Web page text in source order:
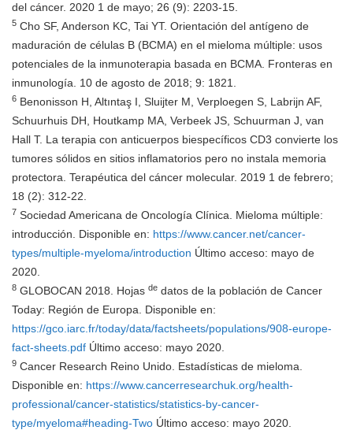
del cáncer. 2020 1 de mayo; 26 (9): 2203-15.
5 Cho SF, Anderson KC, Tai YT. Orientación del antígeno de
maduración de células B (BCMA) en el mieloma múltiple: usos
potenciales de la inmunoterapia basada en BCMA. Fronteras en
inmunología. 10 de agosto de 2018; 9: 1821.
6 Benonisson H, Altıntaş I, Sluijter M, Verploegen S, Labrijn AF,
Schuurhuis DH, Houtkamp MA, Verbeek JS, Schuurman J, van
Hall T. La terapia con anticuerpos biespecíficos CD3 convierte los
tumores sólidos en sitios inflamatorios pero no instala memoria
protectora. Terapéutica del cáncer molecular. 2019 1 de febrero;
18 (2): 312-22.
7 Sociedad Americana de Oncología Clínica. Mieloma múltiple:
introducción. Disponible en: https://www.cancer.net/cancer-
types/multiple-myeloma/introduction Último acceso: mayo de
2020.
8 GLOBOCAN 2018. Hojas de datos de la población de Cancer
Today: Región de Europa. Disponible en:
https://gco.iarc.fr/today/data/factsheets/populations/908-europe-
fact-sheets.pdf Último acceso: mayo 2020.
9 Cancer Research Reino Unido. Estadísticas de mieloma.
Disponible en: https://www.cancerresearchuk.org/health-
professional/cancer-statistics/statistics-by-cancer-
type/myeloma#heading-Two Último acceso: mayo 2020.